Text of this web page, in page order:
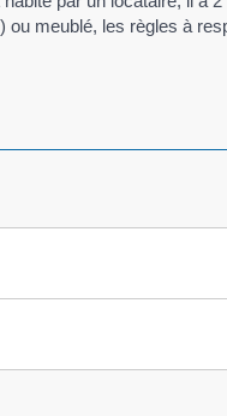
meublé, les règles à